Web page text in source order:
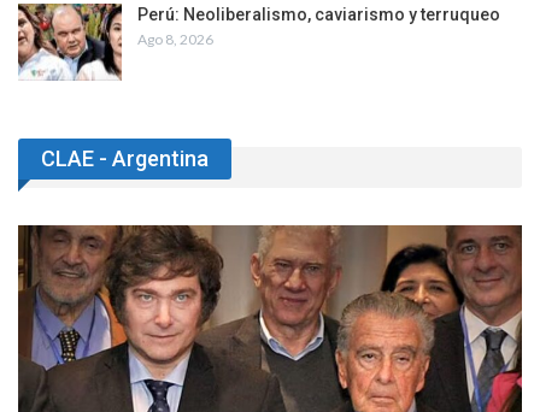
Perú: Neoliberalismo, caviarismo y terruqueo
Ago 8, 2026
CLAE - Argentina